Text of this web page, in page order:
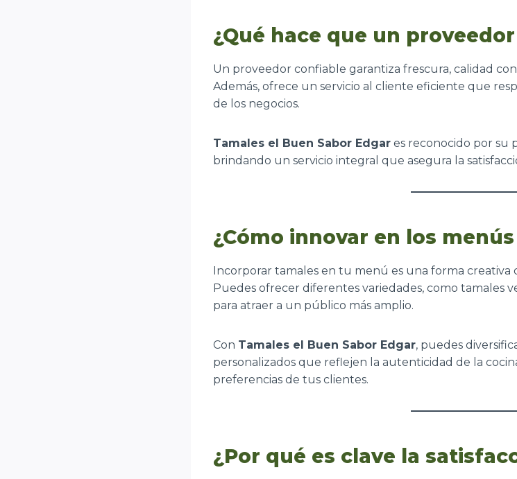
¿Qué hace que un
Un proveedor confiable garantiza frescura, calidad
Además, ofrece un servicio al cliente eficiente que
de los negocios.
Tamales el Buen Sabor Edgar es reconocido por su
brindando un servicio integral que asegura la
¿Cómo innovar en los
Incorporar tamales en tu menú es una forma creativa
Puedes ofrecer diferentes variedades, como tamales
para atraer a un público más amplio.
Con Tamales el Buen Sabor Edgar, puedes
personalizados que reflejen la autenticidad de la
preferencias de tus clientes.
¿Por qué es clave la